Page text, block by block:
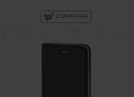
CUMPARA